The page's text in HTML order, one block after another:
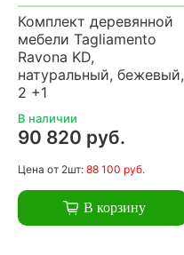
Комплект деревянной
мебели Tagliamento
Ravona KD,
натуральный, бежевый,
2 +1
В наличии
90 820 руб.
Цена от 2шт: 88 100 руб.
В корзину